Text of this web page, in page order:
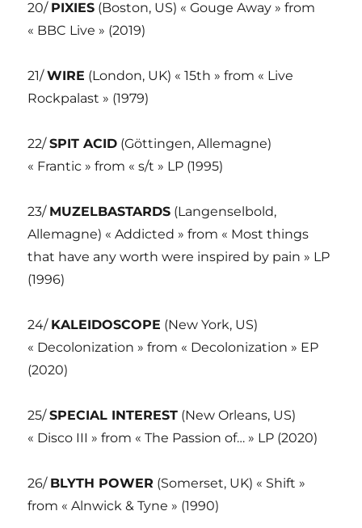
20/ PIXIES (Boston, US) « Gouge Away » from
« BBC Live » (2019)
21/WIRE (London, UK) « 15th » from « Live
Rockpalast » (1979)
22/SPIT ACID (Göttingen, Allemagne)
« Frantic » from « s/t » LP (1995)
23/ MUZELBASTARDS (Langenselbold,
Allemagne) « Addicted » from « Most things
that have any worth were inspired by pain » LP
(1996)
24/ KALEIDOSCOPE (New York, US)
« Decolonization » from « Decolonization » EP
(2020)
25/SPECIAL INTEREST (New Orleans, US)
« Disco III » from « The Passion of… » LP (2020)
26/ BLYTH POWER (Somerset, UK) « Shift »
from « Alnwick & Tyne » (1990)